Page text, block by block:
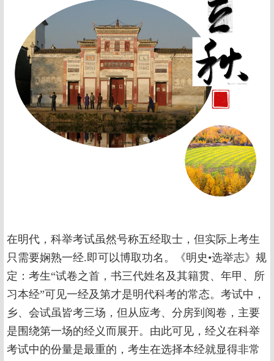
在明代，科举考试虽然号称五经取士，但实际上考生
只需要娴熟一经.即可以博取功名。《明史•选举志》规
定：考生“试卷之首，书三代姓名及其籍贯、年甲、所
习本经”可见一经及第才是明代科考的常态。考试中，
乡、会试虽皆考三场，但从应考、分房到阅卷，主要
是围绕第一场的经义而展开。由此可见，经义在科举
考试中的份量是最重的，考生在选择本经就显得非常